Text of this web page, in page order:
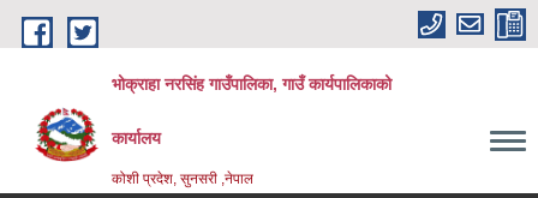
Skip to main content
भोक्राहा नरसिंह गाउँपालिका, गाउँ कार्यपालिकाको
कार्यालय
कोशी प्रदेश, सुनसरी ,नेपाल